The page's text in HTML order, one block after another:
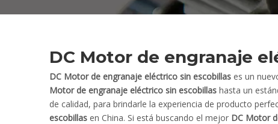
DC Motor de engranaje
DC Motor de engranaje eléctrico sin escobillas es un
Motor de engranaje eléctrico sin escobillas hasta un
de calidad, para brindarle la experiencia de producto
escobillas en China. Si está buscando el mejor DC Motor